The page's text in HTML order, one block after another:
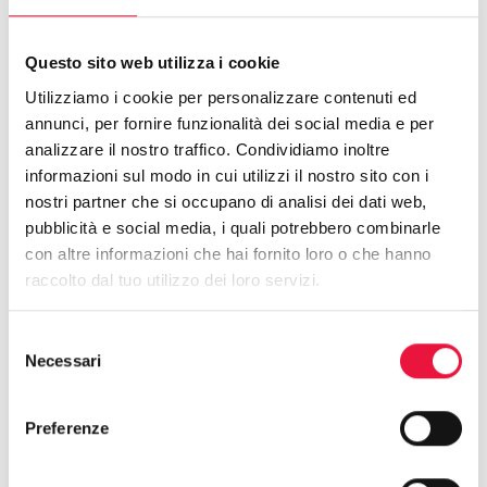
Questo sito web utilizza i cookie
Utilizziamo i cookie per personalizzare contenuti ed
annunci, per fornire funzionalità dei social media e per
analizzare il nostro traffico. Condividiamo inoltre
informazioni sul modo in cui utilizzi il nostro sito con i
nostri partner che si occupano di analisi dei dati web,
pubblicità e social media, i quali potrebbero combinarle
con altre informazioni che hai fornito loro o che hanno
raccolto dal tuo utilizzo dei loro servizi.
delNecessari
Preferenze
notevoli vantaggi in termini di sicurezza per le parti
Nel preliminare si definiscono tutti gli elementi
dell’accordo che andranno poi riportati nel rogito:
i dati anagrafici e fiscali del venditore e dell'acquirente
la data dell’atto di compravendita ufficiale
la descrizione della casa
i dati catastali
•l'importo della caparra versata
il prezzo complessivo concordato
la conformità edilizia e urbanistica della casa
la regolarità dei pagamenti delle spese condominiali